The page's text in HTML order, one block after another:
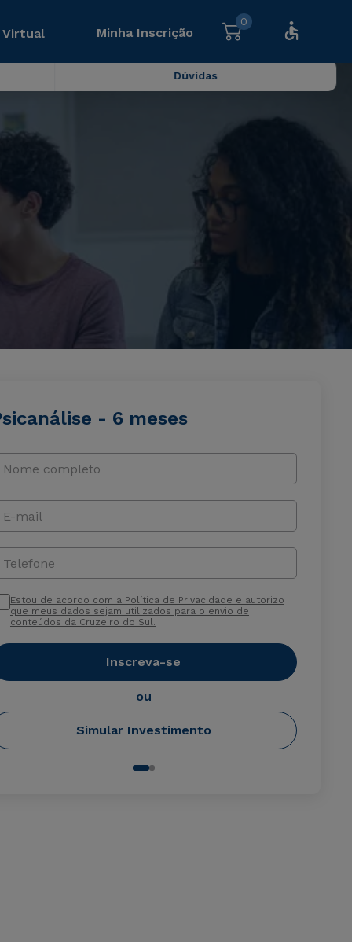
Virtual Minha Inscrição
0
Dúvidas
- 6 meses
Nome completo
E-mail
Telefone
Estou de acordo com a Política de Privacidade e autorizo
que meus dados sejam utilizados para o envio de
conteúdos da Cruzeiro do Sul.
Inscreva-se
ou
Simular Investimento